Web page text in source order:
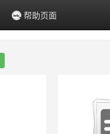
帮助页面